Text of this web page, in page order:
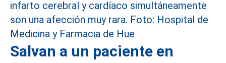
Salvan a un paciente en